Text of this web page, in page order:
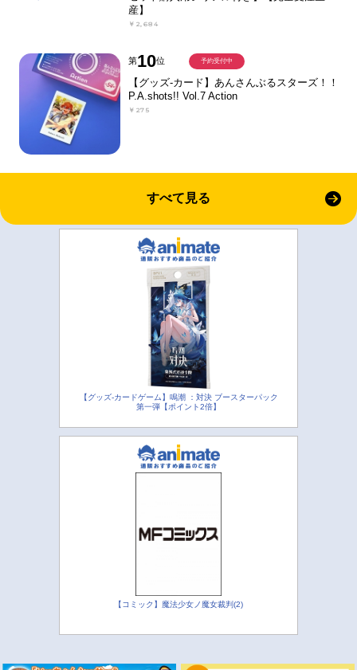
産】
￥2,684
第10位
【グッズ-カード】あんさんぶるスターズ！！
P.A.shots!! Vol.7 Action
￥275
予約受付中
すべて見る
【グッズ-カードゲーム】鳴潮 ：対決 ブースターパック
第一弾【ポイント2倍】
【コミック】魔法少女ノ魔女裁判(2)